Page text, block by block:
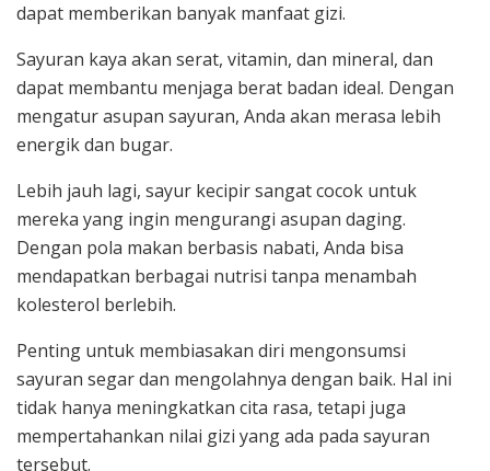
dapat memberikan banyak manfaat gizi.
Sayuran kaya akan serat, vitamin, dan mineral, dan
dapat membantu menjaga berat badan ideal. Dengan
mengatur asupan sayuran, Anda akan merasa lebih
energik dan bugar.
Lebih jauh lagi, sayur kecipir sangat cocok untuk
mereka yang ingin mengurangi asupan daging.
Dengan pola makan berbasis nabati, Anda bisa
mendapatkan berbagai nutrisi tanpa menambah
kolesterol berlebih.
Penting untuk membiasakan diri mengonsumsi
sayuran segar dan mengolahnya dengan baik. Hal ini
tidak hanya meningkatkan cita rasa, tetapi juga
mempertahankan nilai gizi yang ada pada sayuran
tersebut.